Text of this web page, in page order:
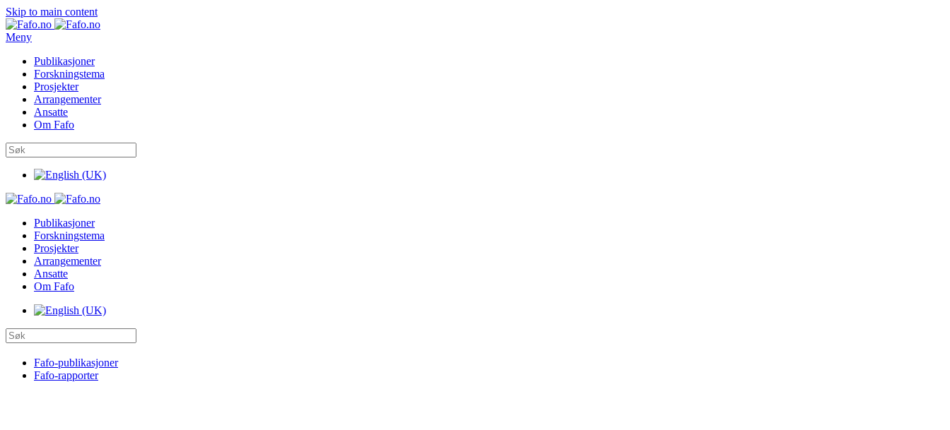
Skip to main content
Meny
Publikasjoner
Forskningstema
Prosjekter
Arrangementer
Ansatte
Om Fafo
Publikasjoner
Forskningstema
Prosjekter
Arrangementer
Ansatte
Om Fafo
Fafo-publikasjoner
Fafo-rapporter